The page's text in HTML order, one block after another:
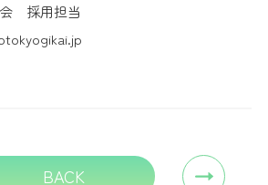
会 採用担当
BACK